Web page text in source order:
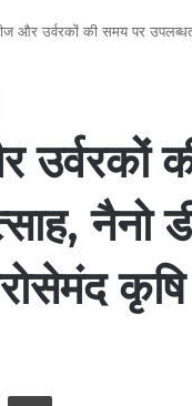
और उर्वरकों की समय पर
उर्वरकों
नैनो
via Email Print